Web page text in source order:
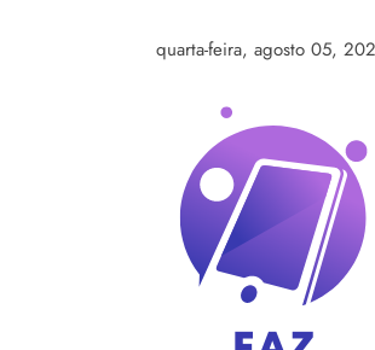
quarta-feira, agosto 05,